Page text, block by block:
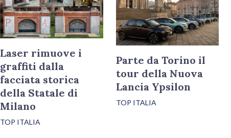
Laser rimuove i
graffiti dalla
facciata storica
della Statale di
Milano
TOP ITALIA
Parte da Torino il
tour della Nuova
Lancia Ypsilon
TOP ITALIA